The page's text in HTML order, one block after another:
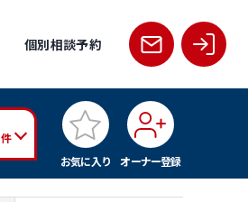
個別相談予約
件
お気に入り
オーナー登録